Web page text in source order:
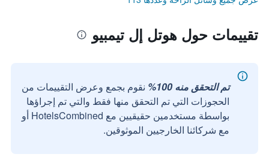
تقييمات حول هوتل إل تيمبيو
تم التحقق منه 100%
نقوم بجمع وعرض التقييمات من
الحجوزات التي تم التحقق منها فقط والتي تم إجراؤها
بواسطة مستخدمين حقيقيين مع HotelsCombined أو
مع شركائنا الخارجيين الموثوقين.